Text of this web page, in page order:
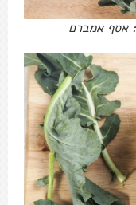
אסף אמברם